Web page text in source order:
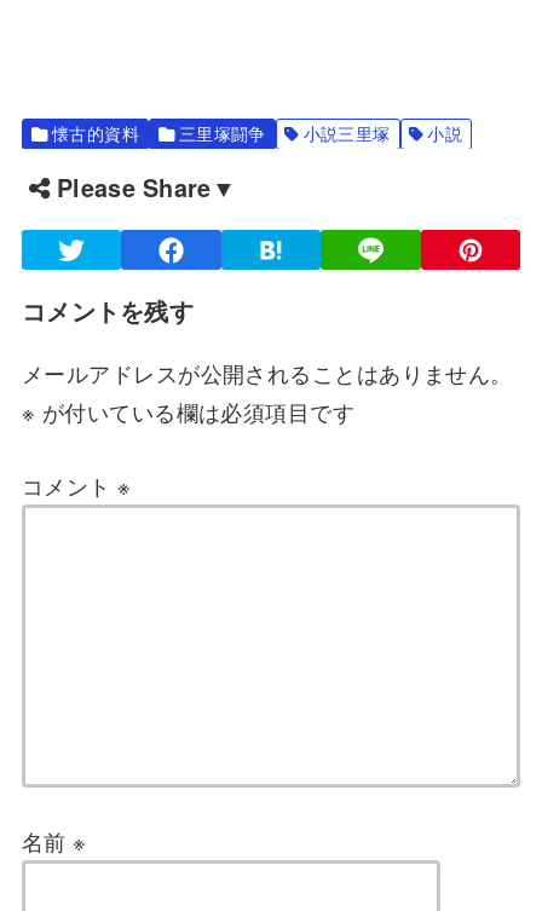
懐古的資料 三里塚闘争 小説三里塚 小説
Please Share▼
コメントを残す
メールアドレスが公開されることはありません。
※ が付いている欄は必須項目です
コメント ※
名前 ※